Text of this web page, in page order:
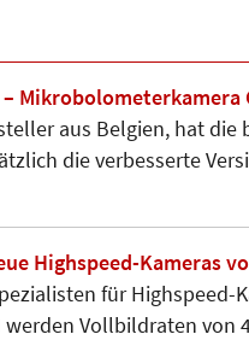
Mikrobolometerkamera
aus Belgien, hat die
die verbesserte
Highspeed-Kameras
für Highspeed-
werden Vollbildraten von